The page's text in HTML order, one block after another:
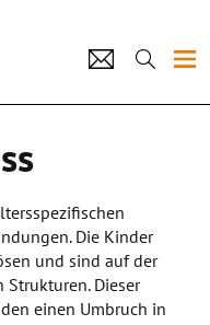
Die Kinder
und sind auf der
Strukturen. Dieser
einen Umbruch in